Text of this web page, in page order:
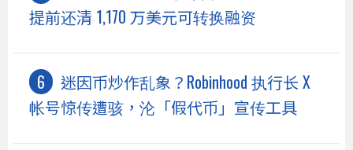
提前还清 1,170 万美元可转换融资
迷因币炒作乱象？Robinhood 执行长 X
帐号惊传遭骇，沦「假代币」宣传工具